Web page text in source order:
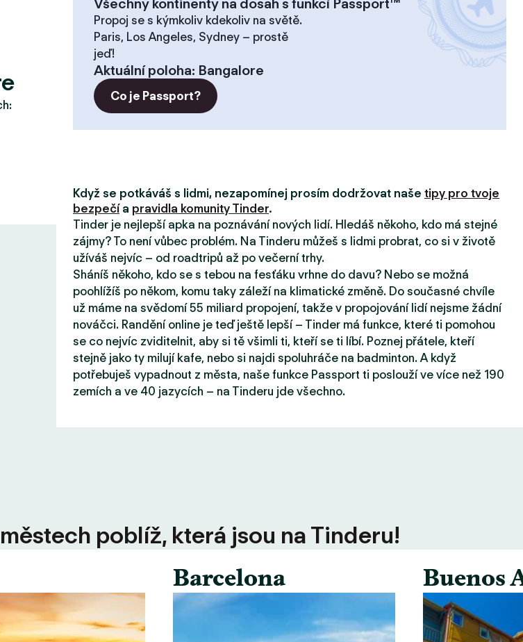
Všechny kontinenty na dosah s funkcí Passport™
Propoj se s kýmkoliv kdekoliv na světě.
Paris, Los Angeles, Sydney – prostě
jeď!
Aktuální poloha: Bangalore
Co je Passport?
Když se potkáváš s lidmi, nezapomínej prosím dodržovat naše tipy pro tvoje
bezpečía pravidla komunity Tinder.
Tinder je nejlepší apka na poznávání nových lidí. Hledáš někoho, kdo má stejné
zájmy? To není vůbec problém. Na Tinderu můžeš s lidmi probrat, co si v životě
užíváš nejvíc – od roadtripů až po večerní trhy.
Sháníš někoho, kdo se s tebou na fesťáku vrhne do davu? Nebo se možná
poohlížíš po někom, komu taky záleží na klimatické změně. Do současné chvíle
už máme na svědomí 55 miliard propojení, takže v propojování lidí nejsme žádní
nováčci. Randění online je teď ještě lepší – Tinder má funkce, které ti pomohou
se co nejvíc zviditelnit, aby si tě všimli ti, kteří se ti líbí. Poznej přátele, kteří
stejně jako ty milují kafe, nebo si najdi spoluhráče na badminton. A když
potřebuješ vypadnout z města, naše funkce Passport ti poslouží ve více než 190
zemích a ve 40 jazycích – na Tinderu jde všechno.
poblíž, která jsou na Tinderu!
Barcelona Buenos